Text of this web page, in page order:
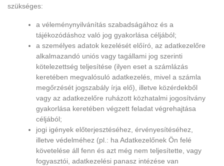
szükséges:
a véleménynyilvánítás szabadságához és a
tájékozódáshoz való jog gyakorlása céljából;
a személyes adatok kezelését előíró, az adatkezelőre
alkalmazandó uniós vagy tagállami jog szerinti
kötelezettség teljesítése (ilyen eset a számlázás
keretében megvalósuló adatkezelés, mivel a számla
megőrzését jogszabály írja elő), illetve közérdekből
vagy az adatkezelőre ruházott közhatalmi jogosítvány
gyakorlása keretében végzett feladat végrehajtása
céljából;
jogi igények előterjesztéséhez, érvényesítéséhez,
illetve védelméhez (pl.: ha Adatkezelőnek Ön felé
követelése áll fenn és azt még nem teljesítette, vagy
fogyasztói, adatkezelési panasz intézése van